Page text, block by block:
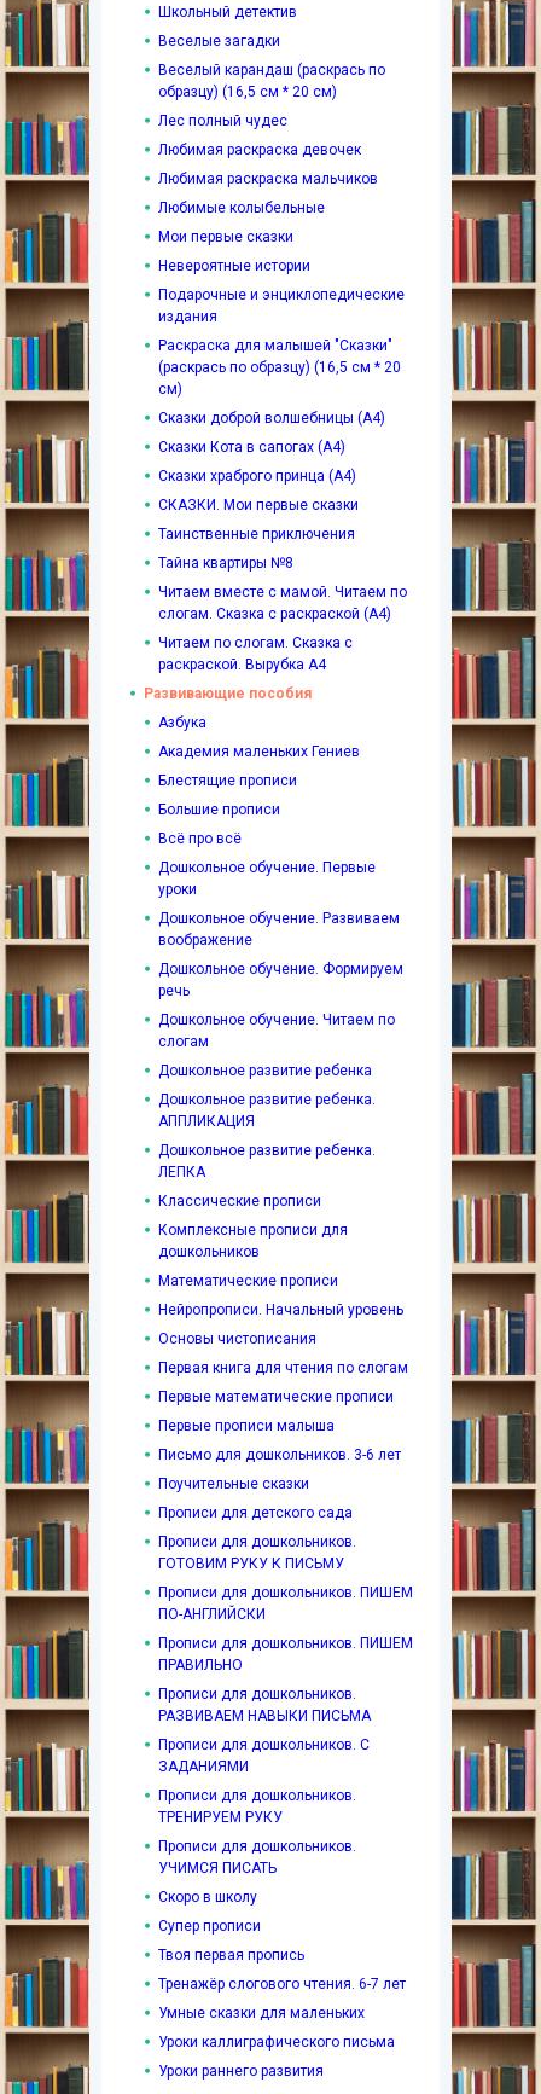
Школьный детектив
Веселые загадки
Веселый карандаш (раскрась по
образцу) (16,5 см * 20 см)
Лес полный чудес
Любимая раскраска девочек
Любимая раскраска мальчиков
Любимые колыбельные
Мои первые сказки
Невероятные истории
Подарочные и энциклопедические
издания
Раскраска для малышей "Сказки"
(раскрась по образцу) (16,5 см * 20
см)
Сказки доброй волшебницы (А4)
Сказки Кота в сапогах (А4)
Сказки храброго принца (А4)
СКАЗКИ. Мои первые сказки
Таинственные приключения
Тайна квартиры №8
Читаем вместе с мамой. Читаем по
слогам. Сказка с раскраской (А4)
Читаем по слогам. Сказка с
раскраской. Вырубка А4
Развивающие пособия
Азбука
Академия маленьких Гениев
Блестящие прописи
Большие прописи
Всё про всё
Дошкольное обучение. Первые
уроки
Дошкольное обучение. Развиваем
воображение
Дошкольное обучение. Формируем
речь
Дошкольное обучение. Читаем по
слогам
Дошкольное развитие ребенка
Дошкольное развитие ребенка.
АППЛИКАЦИЯ
Дошкольное развитие ребенка.
ЛЕПКА
Классические прописи
Комплексные прописи для
дошкольников
Математические прописи
Нейропрописи. Начальный уровень
Основы чистописания
Первая книга для чтения по слогам
Первые математические прописи
Первые прописи малыша
Письмо для дошкольников. 3-6 лет
Поучительные сказки
Прописи для детского сада
Прописи для дошкольников.
ГОТОВИМ РУКУ К ПИСЬМУ
Прописи для дошкольников. ПИШЕМ
ПО-АНГЛИЙСКИ
Прописи для дошкольников. ПИШЕМ
ПРАВИЛЬНО
Прописи для дошкольников.
РАЗВИВАЕМ НАВЫКИ ПИСЬМА
Прописи для дошкольников. С
ЗАДАНИЯМИ
Прописи для дошкольников.
ТРЕНИРУЕМ РУКУ
Прописи для дошкольников.
УЧИМСЯ ПИСАТЬ
Скоро в школу
Супер прописи
Твоя первая пропись
Тренажёр слогового чтения. 6-7 лет
Умные сказки для маленьких
Уроки каллиграфического письма
Уроки раннего развития